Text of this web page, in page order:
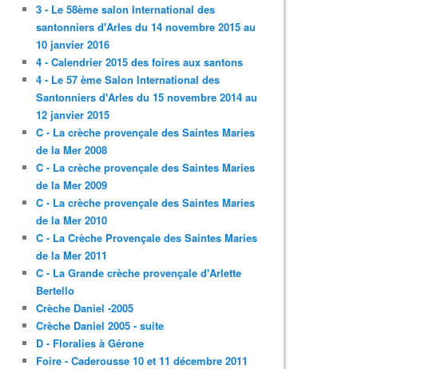
3 - Le 58ème salon International des
santonniers d'Arles du 14 novembre 2015 au
10 janvier 2016
4 - Calendrier 2015 des foires aux santons
4 - Le 57 ème Salon International des
Santonniers d'Arles du 15 novembre 2014 au
12 janvier 2015
C - La crèche provençale des Saintes Maries
de la Mer 2008
C - La crèche provençale des Saintes Maries
de la Mer 2009
C - La crèche provençale des Saintes Maries
de la Mer 2010
C - La Crèche Provençale des Saintes Maries
de la Mer 2011
C - La Grande crèche provençale d'Arlette
Bertello
Crèche Daniel -2005
Crèche Daniel 2005 - suite
D - Floralies à Gérone
Foire - Caderousse 10 et 11 décembre 2011